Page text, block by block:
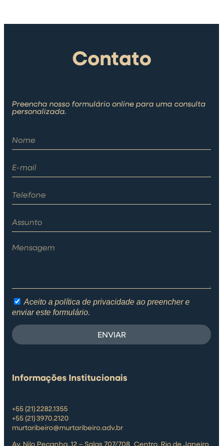
Contato
Preencha nosso formulário online para uma consulta
personalizada.
Aceito a política de privacidade ao preencher e
enviar este formulário.
ENVIAR
Informações Institucionais
+55 (21) 2282.1355
+55 (21) 3970.2120
murtaribeiro@murtaribeiro.adv.br
Av. Nilo Peçanha, 12 – Salas 707/708 Centro, Rio de Janeiro